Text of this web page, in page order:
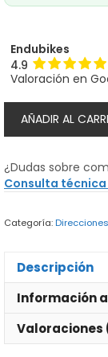
Endubikes
4.9
Valoración en
Dirección
Sixpack
en
1
cantidad
AÑADIR AL
¿Dudas sobre
Consulta
Categoría:
Descripción
Información
Valoraciones